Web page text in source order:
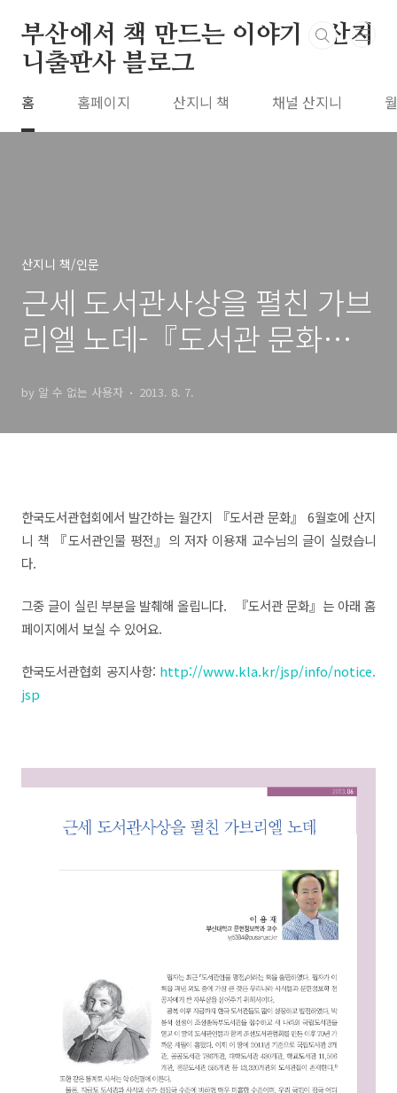
부산에서 책 만드는 이야기 : 산지
니출판사 블로그
홈 홈페이지 산지니 책 채널 산지니
산지니 책/인문
근세 도서관사상을 펼친 가브
리엘 노데-『도서관 문화』6
by 알 수 없는 사용자 2013. 8. 7.
한국도서관협회에서 발간하는 월간지 『도서관 문화』 6월호에 산지
니 책 『도서관인물 평전 』의 저자 이용재 교수님의 글이 실렸습니
다.
그중 글이 실린 부분을 발췌해 올립니다.
『도서관 문화』는 아래 홈
페이지에서 보실 수 있어요.
한국도서관협회 공지사항: http://www.kla.kr/jsp/info/notice.
jsp